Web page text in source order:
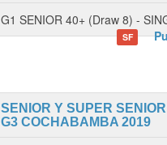
G1 SENIOR 40+ (Draw 8) -
SF
SENIOR Y SUPER SENIOR
G3 COCHABAMBA 2019